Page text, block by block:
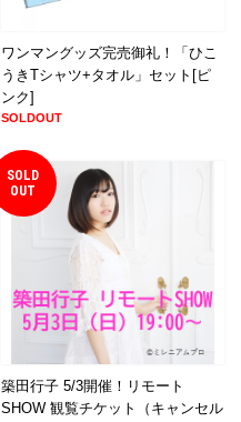
ワンマングッズ完売御礼！「ひこ
うきTシャツ+タオル」セット[ピ
ンク]
SOLDOUT
SOLD
OUT
築田行子 5/3開催！リモート
SHOW 観覧チケット（キャンセル